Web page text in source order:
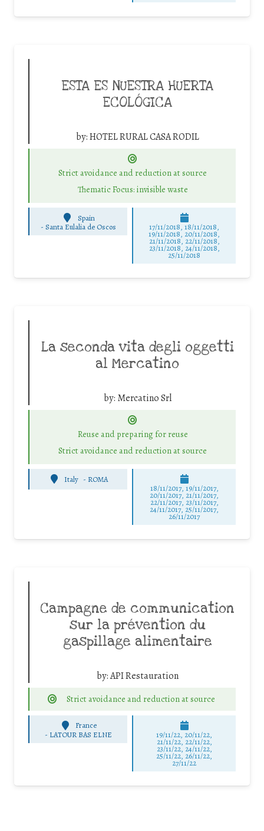
ESTA ES NUESTRA HUERTA
ECOLÓGICA
by:HOTEL RURAL CASA RODIL
Strict avoidance and reduction at source
Thematic Focus: invisible waste
Spain
- Santa Eulalia de Oscos 17/11/2018, 18/11/2018,
19/11/2018, 20/11/2018,
21/11/2018, 22/11/2018,
23/11/2018, 24/11/2018,
25/11/2018
La seconda vita degli oggetti
al Mercatino
by: Mercatino Srl
Reuse and preparing for reuse
Strict avoidance and reduction at source
Italy - ROMA
18/11/2017, 19/11/2017,
20/11/2017, 21/11/2017,
22/11/2017, 23/11/2017,
24/11/2017, 25/11/2017,
26/11/2017
Campagne de communication
sur la prévention du
gaspillage alimentaire
by:API Restauration
Strict avoidance and reduction at source
France
- LATOUR BAS ELNE 19/11/22, 20/11/22,
21/11/22, 22/11/22,
23/11/22, 24/11/22,
25/11/22, 26/11/22,
27/11/22